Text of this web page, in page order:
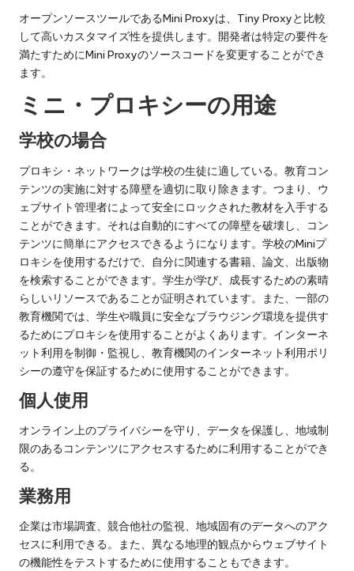
オープンソースツールであるMini Proxyは、Tiny Proxyと比較
して高いカスタマイズ性を提供します。開発者は特定の要件を
満たすためにMini Proxyのソースコードを変更することができ
ます。
ミニ・プロキシーの用途
学校の場合
プロキシ・ネットワークは学校の生徒に適している。教育コン
テンツの実施に対する障壁を適切に取り除きます。つまり、ウ
ェブサイト管理者によって安全にロックされた教材を入手する
ことができます。それは自動的にすべての障壁を破壊し、コン
テンツに簡単にアクセスできるようになります。学校のMiniプ
ロキシを使用するだけで、自分に関連する書籍、論文、出版物
を検索することができます。学生が学び、成長するための素晴
らしいリソースであることが証明されています。また、一部の
教育機関では、学生や職員に安全なブラウジング環境を提供す
るためにプロキシを使用することがよくあります。インターネ
ット利用を制御・監視し、教育機関のインターネット利用ポリ
シーの遵守を保証するために使用することができます。
個人使用
オンライン上のプライバシーを守り、データを保護し、地域制
限のあるコンテンツにアクセスするために利用することができ
る。
業務用
企業は市場調査、競合他社の監視、地域固有のデータへのアク
セスに利用できる。また、異なる地理的観点からウェブサイト
の機能性をテストするために使用することもできます。